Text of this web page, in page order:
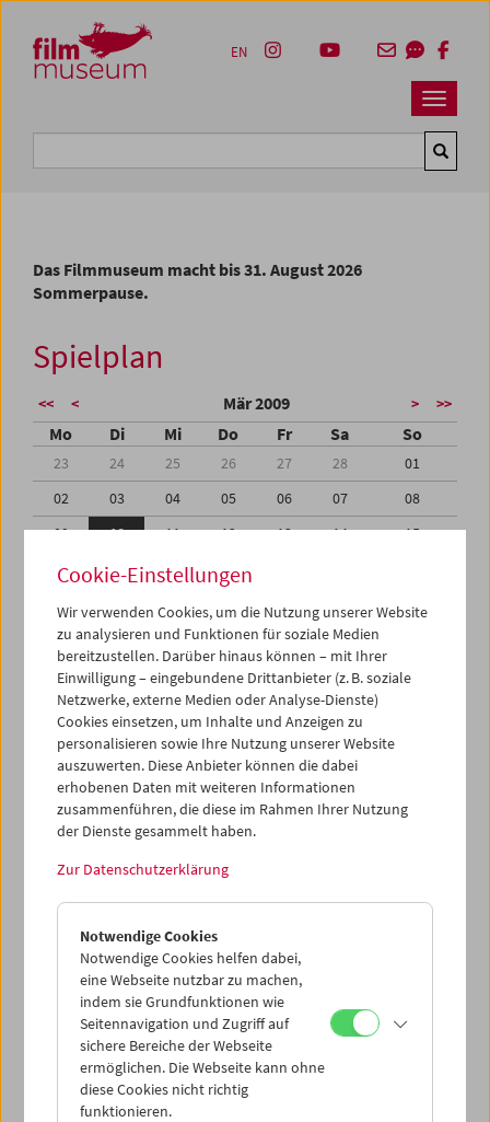
Zum Inhalt
Zum Hauptmenü
Zur Servicenavigation
Zum Suche
Navbar
EN
Das Filmmuseum macht bis 31. August 2026
Sommerpause.
Spielplan
<< < Mär 2009 > >>
Mo Di Mi Do Fr Sa So
23 24 25 26 27 28
01
02
03 04 05 06 07
08
09
10 11 12 13 14
15
16
17 18 19
23
25 27
29
30
31 01 02 03 04
iCalender
Programmheft-PDF
English language or subtitles
< Vorherige Woche
Mo 9.3.
Di 10.3.
Mi 11.3.
Do 12.3.
Cookie-Einstellungen
Wir verwenden Cookies, um die Nutzung unserer Website
zu analysieren und Funktionen für soziale Medien
bereitzustellen. Darüber hinaus können – mit Ihrer
Einwilligung – eingebundene Drittanbieter (z. B. soziale
Netzwerke, externe Medien oder Analyse-Dienste)
Cookies einsetzen, um Inhalte und Anzeigen zu
personalisieren sowie Ihre Nutzung unserer Website
auszuwerten. Diese Anbieter können die dabei
erhobenen Daten mit weiteren Informationen
zusammenführen, die diese im Rahmen Ihrer Nutzung
der Dienste gesammelt haben.
Zur Datenschutzerklärung
Notwendige Cookies
Notwendige Cookies helfen dabei,
eine Webseite nutzbar zu machen,
indem sie Grundfunktionen wie
Seitennavigation und Zugriff auf
sichere Bereiche der Webseite
ermöglichen. Die Webseite kann ohne
diese Cookies nicht richtig
funktionieren.